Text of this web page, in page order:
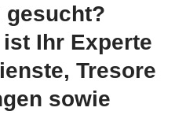
gesucht?
Ihr Experte
Tresore
sowie